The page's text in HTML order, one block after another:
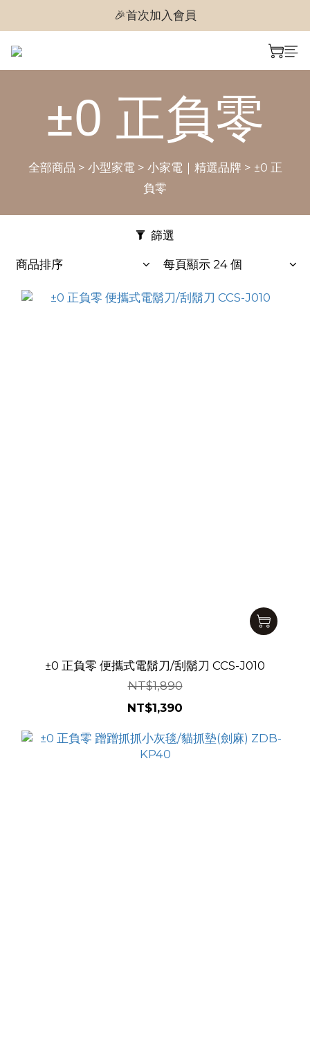
🎉首次加入會員
🎉首次加入會員
±0 正負零
全部商品 > 小型家電> 小家電｜精選品牌 > ±0 正
負零
篩選
商品排序 每頁顯示 24 個
±0 正負零 便攜式電鬍刀/刮鬍刀 CCS-J010
NT$1,890
NT$1,390